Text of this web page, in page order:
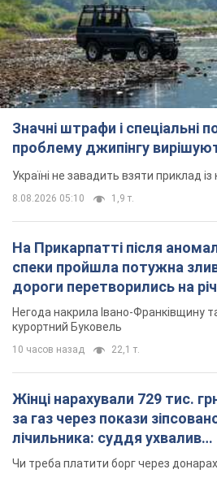
Значні штрафи і спеціальні
проблему джипінгу
Україні не завадить взяти приклад із
8.08.2026 05:10 1,9 т.
На Прикарпатті після
спеки пройшла потужна
дороги перетворились на
Відео
Негода накрила Івано-Франківщину
курортний Буковель
10 часов назад 22,1 т.
Жінці нарахували 729 тис.
за газ через покази
лічильника: суддя ухвалив
неочікуване рішення
Чи треба платити борг через